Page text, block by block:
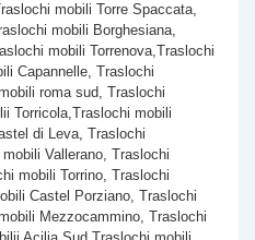
mobili Torre Spaccata,
mobili Borghesiana,
mobili Torrenova,Traslochi
Capannelle, Traslochi
roma sud, Traslochi
Torricola,Traslochi mobili
di Leva, Traslochi
Vallerano, Traslochi
mobili Torrino, Traslochi
Castel Porziano, Traslochi
Mezzocammino, Traslochi